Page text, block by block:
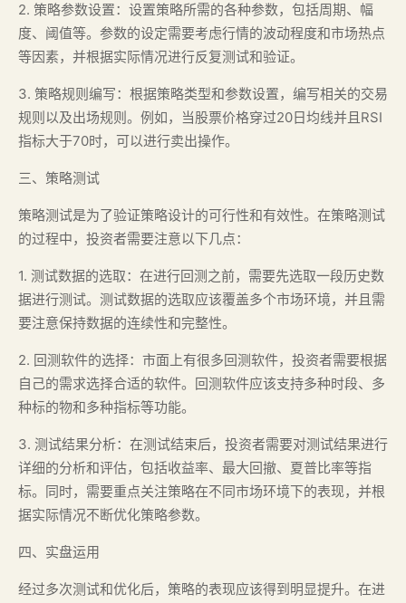
2. 策略参数设置：设置策略所需的各种参数，包括周期、幅
度、阈值等。参数的设定需要考虑行情的波动程度和市场热点
等因素，并根据实际情况进行反复测试和验证。
3. 策略规则编写：根据策略类型和参数设置，编写相关的交易
规则以及出场规则。例如，当股票价格穿过20日均线并且RSI
指标大于70时，可以进行卖出操作。
三、策略测试
策略测试是为了验证策略设计的可行性和有效性。在策略测试
的过程中，投资者需要注意以下几点：
1. 测试数据的选取：在进行回测之前，需要先选取一段历史数
据进行测试。测试数据的选取应该覆盖多个市场环境，并且需
要注意保持数据的连续性和完整性。
2. 回测软件的选择：市面上有很多回测软件，投资者需要根据
自己的需求选择合适的软件。回测软件应该支持多种时段、多
种标的物和多种指标等功能。
3. 测试结果分析：在测试结束后，投资者需要对测试结果进行
详细的分析和评估，包括收益率、最大回撤、夏普比率等指
标。同时，需要重点关注策略在不同市场环境下的表现，并根
据实际情况不断优化策略参数。
四、实盘运用
经过多次测试和优化后，策略的表现应该得到明显提升。在进